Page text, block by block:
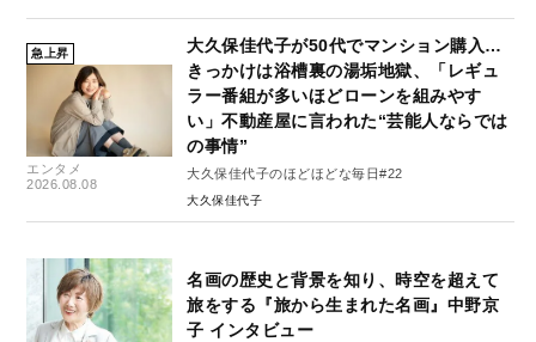
急上昇
エンタメ
2026.08.08
大久保佳代子が50代でマンション購入…
きっかけは浴槽裏の湯垢地獄、「レギュ
ラー番組が多いほどローンを組みやす
い」不動産屋に言われた“芸能人ならでは
の事情”
大久保佳代子のほどほどな毎日#22
大久保佳代子
名画の歴史と背景を知り、時空を超えて
旅をする『旅から生まれた名画』中野京
子 インタビュー